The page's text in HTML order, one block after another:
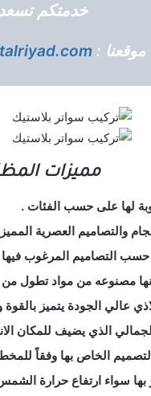
خدمتكم
موقعنا :
مميزات
لها على حسب الفئات .
والتصاميم العصرية
التصاميم المرغوب
مصنوعه من مواد تطول
عالي الجودة يتميز بالقوة
الذي يضيف للمكان
الخاص بها وفقاً
بها سواء ارتفاع حرارة